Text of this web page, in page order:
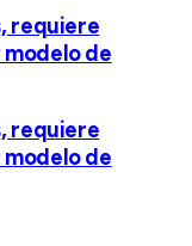
requiere
de
requiere
de